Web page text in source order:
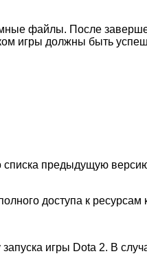
файлы. После
игры должны быть
предыдущую
доступа к ресурсам
игры Dota 2. В